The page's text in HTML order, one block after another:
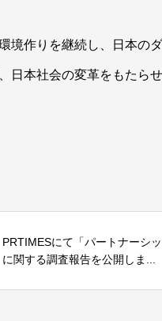
境作りを継続し、日本の
日本社会の変革をもたら
PRTIMESにて「パートナーシッ
に関する調査報告を公開しま...